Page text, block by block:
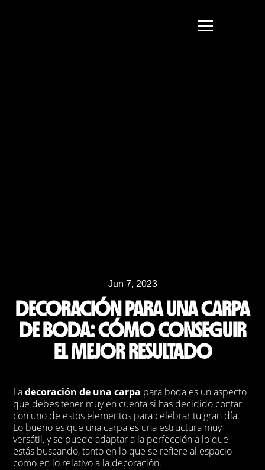
DECORACIÓN PARA UNA CARPA
DE BODA: CÓMO CONSEGUIR
EL MEJOR RESULTADO
Jun 7, 2023
Ladecoración de una carpa para boda es un aspecto
que debes tener muy en cuenta si has decidido contar
con uno de estos elementos para celebrar tu gran día.
Lo bueno es que una carpa es una estructura muy
versátil, y se puede adaptar a la perfección a lo que
estás buscando, tanto en lo que se refiere al espacio
como en lo relativo a la decoración.